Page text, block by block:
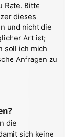
Rate. Bitte
dieses
und nicht die
Art ist;
soll ich mich
Anfragen zu
die
sich keine